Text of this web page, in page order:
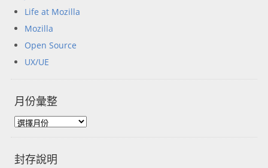
Life at Mozilla
Mozilla
Open Source
UX/UE
月份彙整
封存說明